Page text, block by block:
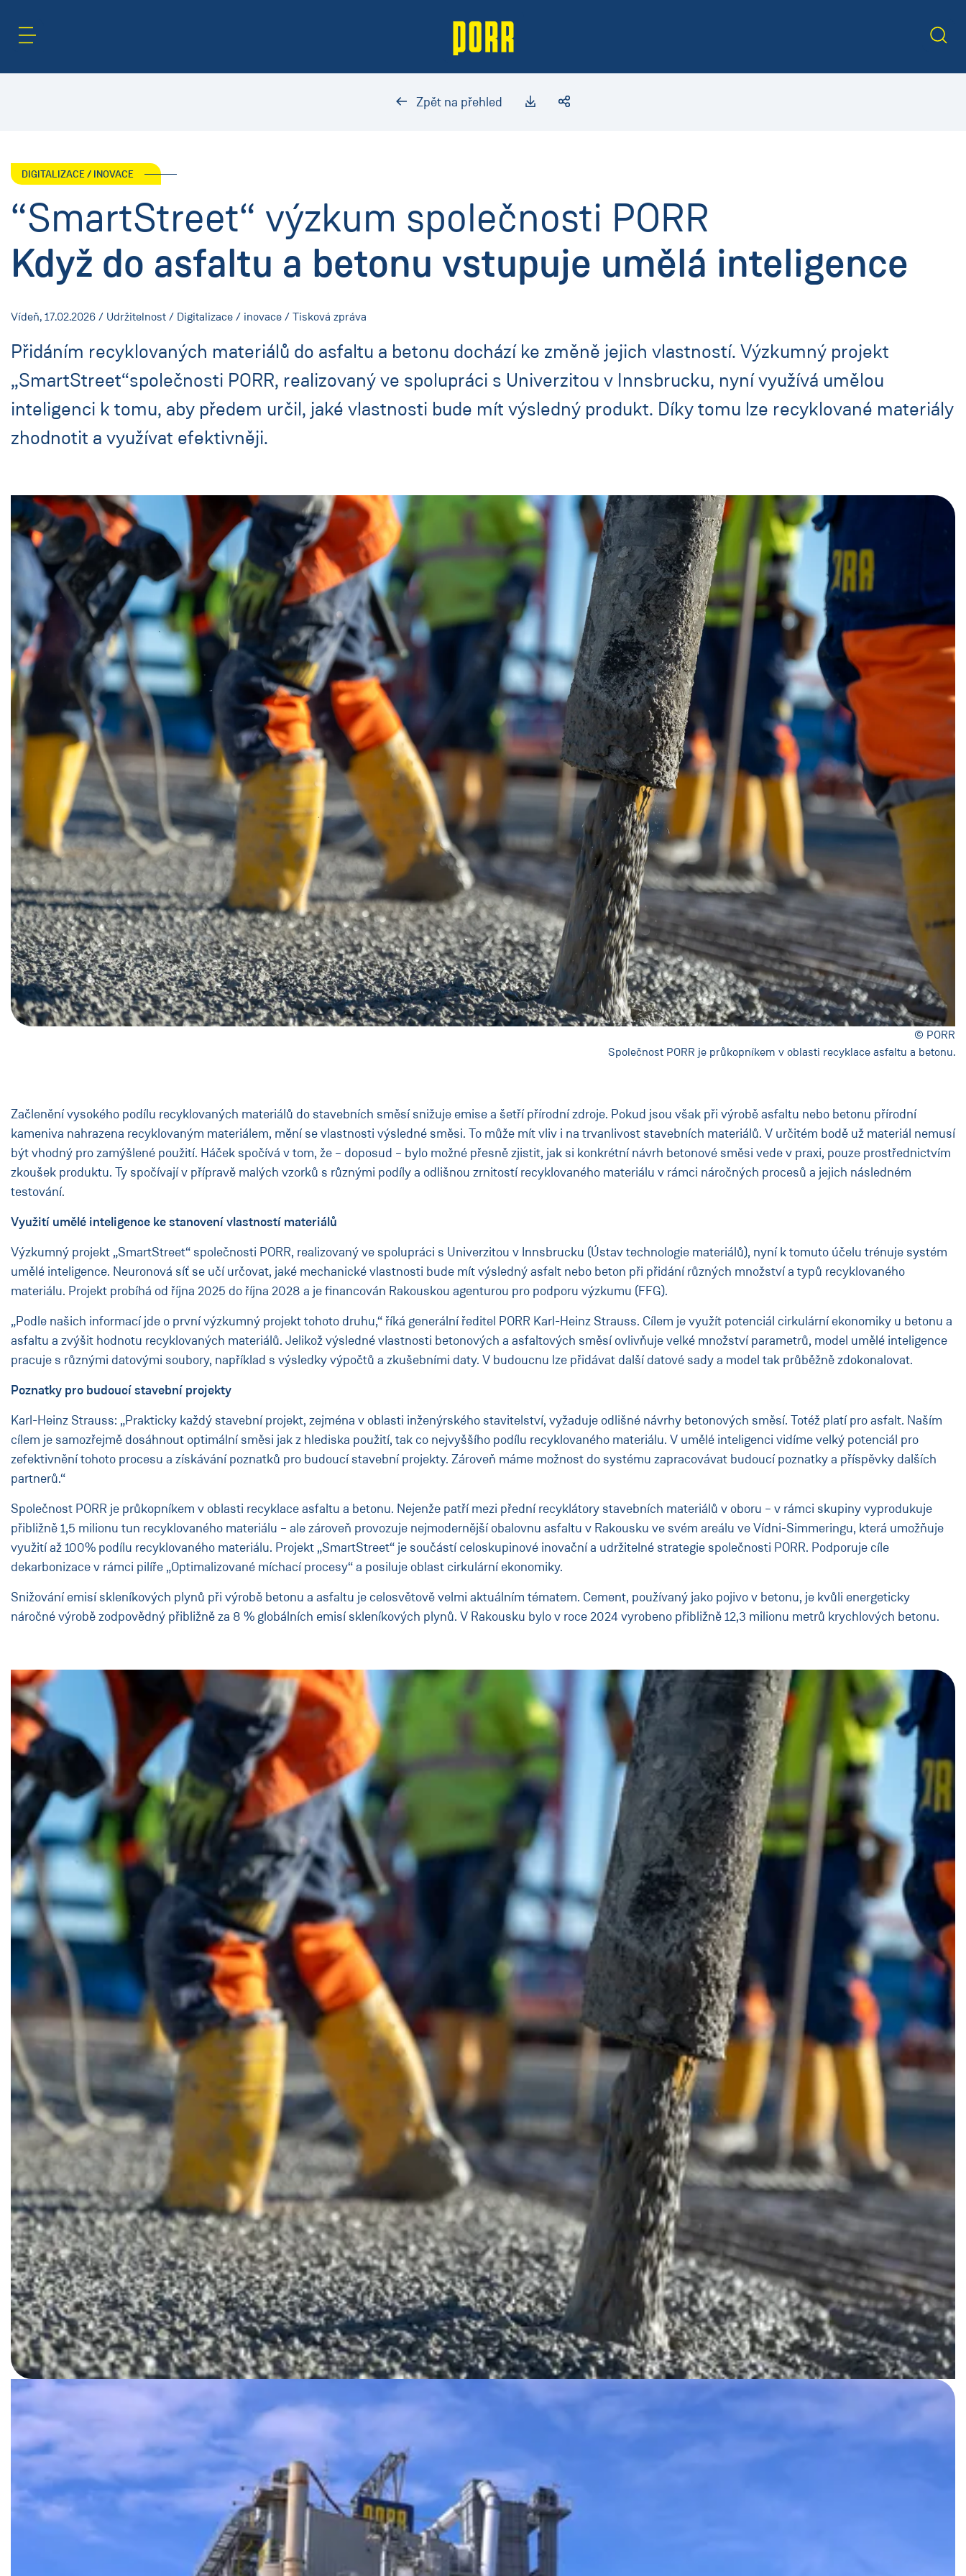
Zpět na přehled
DIGITALIZACE / INOVACE
“SmartStreet“ výzkum společnosti PORR
Když do asfaltu a betonu vstupuje umělá inteligence
Vídeň, 17.02.2026 / Udržitelnost / Digitalizace / inovace / Tisková zpráva
Přidáním recyklovaných materiálů do asfaltu a betonu dochází ke změně jejich vlastností. Výzkumný projekt
„SmartStreet“společnosti PORR, realizovaný ve spolupráci s Univerzitou v Innsbrucku, nyní využívá umělou
inteligenci k tomu, aby předem určil, jaké vlastnosti bude mít výsledný produkt. Díky tomu lze recyklované materiály
zhodnotit a využívat efektivněji.
© PORR
Společnost PORR je průkopníkem v oblasti recyklace asfaltu a betonu.
Začlenění vysokého podílu recyklovaných materiálů do stavebních směsí snižuje emise a šetří přírodní zdroje. Pokud jsou však při výrobě asfaltu nebo betonu přírodní
kameniva nahrazena recyklovaným materiálem, mění se vlastnosti výsledné směsi. To může mít vliv i na trvanlivost stavebních materiálů. V určitém bodě už materiál nemusí
být vhodný pro zamýšlené použití. Háček spočívá v tom, že – doposud – bylo možné přesně zjistit, jak si konkrétní návrh betonové směsi vede v praxi, pouze prostřednictvím
zkoušek produktu. Ty spočívají v přípravě malých vzorků s různými podíly a odlišnou zrnitostí recyklovaného materiálu v rámci náročných procesů a jejich následném
testování.
Využití umělé inteligence ke stanovení vlastností materiálů
Výzkumný projekt „SmartStreet“ společnosti PORR, realizovaný ve spolupráci s Univerzitou v Innsbrucku (Ústav technologie materiálů), nyní k tomuto účelu trénuje systém
umělé inteligence. Neuronová síť se učí určovat, jaké mechanické vlastnosti bude mít výsledný asfalt nebo beton při přidání různých množství a typů recyklovaného
materiálu. Projekt probíhá od října 2025 do října 2028 a je financován Rakouskou agenturou pro podporu výzkumu (FFG).
„Podle našich informací jde o první výzkumný projekt tohoto druhu,“ říká generální ředitel PORR Karl-Heinz Strauss. Cílem je využít potenciál cirkulární ekonomiky u betonu a
asfaltu a zvýšit hodnotu recyklovaných materiálů. Jelikož výsledné vlastnosti betonových a asfaltových směsí ovlivňuje velké množství parametrů, model umělé inteligence
pracuje s různými datovými soubory, například s výsledky výpočtů a zkušebními daty. V budoucnu lze přidávat další datové sady a model tak průběžně zdokonalovat.
Poznatky pro budoucí stavební projekty
Karl-Heinz Strauss: „Prakticky každý stavební projekt, zejména v oblasti inženýrského stavitelství, vyžaduje odlišné návrhy betonových směsí. Totéž platí pro asfalt. Naším
cílem je samozřejmě dosáhnout optimální směsi jak z hlediska použití, tak co nejvyššího podílu recyklovaného materiálu. V umělé inteligenci vidíme velký potenciál pro
zefektivnění tohoto procesu a získávání poznatků pro budoucí stavební projekty. Zároveň máme možnost do systému zapracovávat budoucí poznatky a příspěvky dalších
partnerů.“
Společnost PORR je průkopníkem v oblasti recyklace asfaltu a betonu. Nejenže patří mezi přední recyklátory stavebních materiálů v oboru – v rámci skupiny vyprodukuje
přibližně 1,5 milionu tun recyklovaného materiálu – ale zároveň provozuje nejmodernější obalovnu asfaltu v Rakousku ve svém areálu ve Vídni-Simmeringu, která umožňuje
využití až 100% podílu recyklovaného materiálu. Projekt „SmartStreet“ je součástí celoskupinové inovační a udržitelné strategie společnosti PORR. Podporuje cíle
dekarbonizace v rámci pilíře „Optimalizované míchací procesy“ a posiluje oblast cirkulární ekonomiky.
Snižování emisí skleníkových plynů při výrobě betonu a asfaltu je celosvětově velmi aktuálním tématem. Cement, používaný jako pojivo v betonu, je kvůli energeticky
náročné výrobě zodpovědný přibližně za 8 % globálních emisí skleníkových plynů. V Rakousku bylo v roce 2024 vyrobeno přibližně 12,3 milionu metrů krychlových betonu.